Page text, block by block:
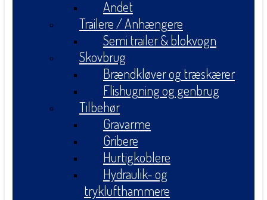
Andet
Trailere / Anhængere
Semi trailer & blokvogn
Skovbrug
Brændkløver og træskærer
Flishugning og genbrug
Tilbehør
Gravarme
Gribere
Hurtigkoblere
Hydraulik- og
tryklufthammere